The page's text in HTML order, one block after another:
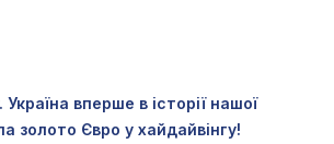
вперше в історії нашої
золото Євро у хайдайвінгу!